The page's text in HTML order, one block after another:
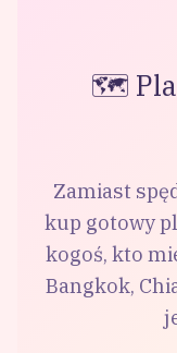
🗺️
Zamiast
kup gotowy
kogoś, kto
Bangkok,